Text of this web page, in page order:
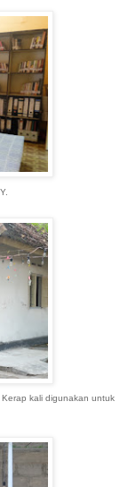
kali digunakan untuk